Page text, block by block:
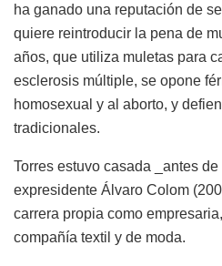
ha ganado una reputación de
quiere reintroducir la pena de
años, que utiliza muletas para
esclerosis múltiple, se opone
homosexual y al aborto, y
tradicionales.
Torres estuvo casada _antes
expresidente Álvaro Colom
carrera propia como
compañía textil y de moda.